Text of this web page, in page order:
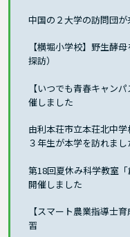
中国の２大学の訪問団
【横堀小学校】野生酵
探訪）
【いつでも青春キャン
催しました
由利本荘市立本荘北中
３年生が本学を訪れまし
第18回夏休み科学教室
開催しました
【スマート農業指導士
習